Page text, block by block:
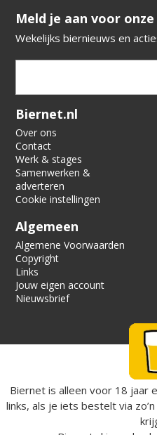
​​​​​​​Meld je aan voor
Wekelijks biernieuws en
Verification code:
Biernet.nl
Over ons
Contact
Werk & stages
Samenwerken &
adverteren
Cookie instellingen
Algemeen
Algemene Voorwaarden
Copyright
Links
Jouw eigen account
Nieuwsbrief
Biernet is alleen voor 18 jaar
links, als je iets bestelt via